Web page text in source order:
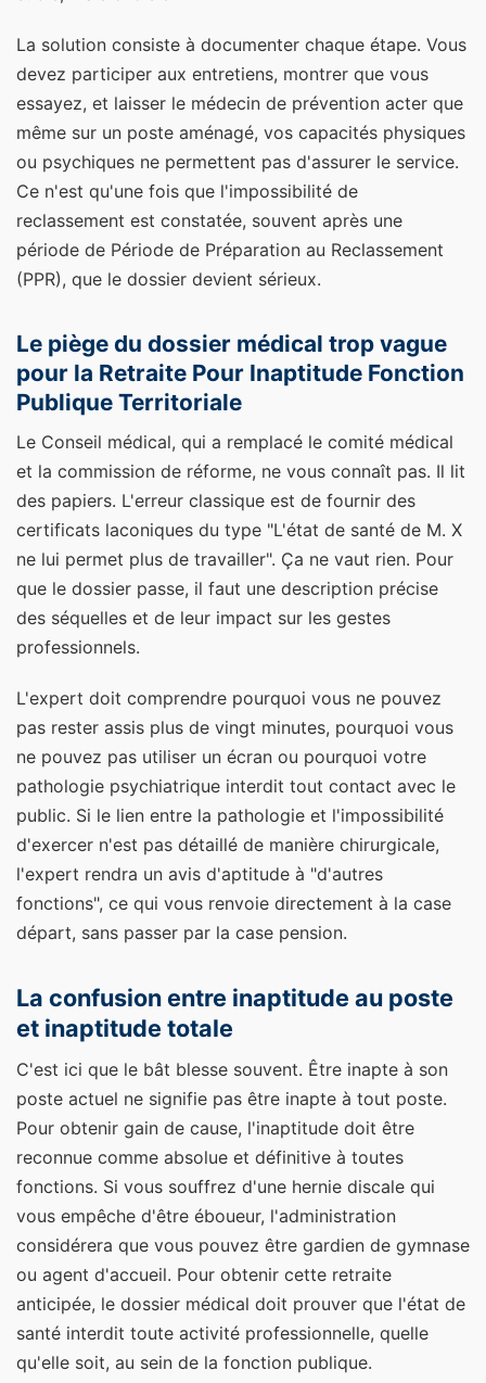
La solution consiste à documenter chaque étape. Vous
devez participer aux entretiens, montrer que vous
essayez, et laisser le médecin de prévention acter que
même sur un poste aménagé, vos capacités physiques
ou psychiques ne permettent pas d'assurer le service.
Ce n'est qu'une fois que l'impossibilité de
reclassement est constatée, souvent après une
période de Période de Préparation au Reclassement
(PPR), que le dossier devient sérieux.
Le piège du dossier médical trop vague
pour la Retraite Pour Inaptitude Fonction
Publique Territoriale
Le Conseil médical, qui a remplacé le comité médical
et la commission de réforme, ne vous connaît pas. Il lit
des papiers. L'erreur classique est de fournir des
certificats laconiques du type "L'état de santé de M. X
ne lui permet plus de travailler". Ça ne vaut rien. Pour
que le dossier passe, il faut une description précise
des séquelles et de leur impact sur les gestes
professionnels.
L'expert doit comprendre pourquoi vous ne pouvez
pas rester assis plus de vingt minutes, pourquoi vous
ne pouvez pas utiliser un écran ou pourquoi votre
pathologie psychiatrique interdit tout contact avec le
public. Si le lien entre la pathologie et l'impossibilité
d'exercer n'est pas détaillé de manière chirurgicale,
l'expert rendra un avis d'aptitude à "d'autres
fonctions", ce qui vous renvoie directement à la case
départ, sans passer par la case pension.
La confusion entre inaptitude au poste
et inaptitude totale
C'est ici que le bât blesse souvent. Être inapte à son
poste actuel ne signifie pas être inapte à tout poste.
Pour obtenir gain de cause, l'inaptitude doit être
reconnue comme absolue et définitive à toutes
fonctions. Si vous souffrez d'une hernie discale qui
vous empêche d'être éboueur, l'administration
considérera que vous pouvez être gardien de gymnase
ou agent d'accueil. Pour obtenir cette retraite
anticipée, le dossier médical doit prouver que l'état de
santé interdit toute activité professionnelle, quelle
qu'elle soit, au sein de la fonction publique.